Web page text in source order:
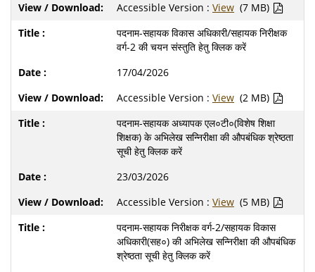
Accessible Version : View (7 MB)
पदनाम-सहायक विकास अधिकारी/सहायक निरीक्षक
वर्ग-2 की चयन संस्तुति हेतु क्लिक करें
17/04/2026
Accessible Version : View (2 MB)
पदनाम-सहायक अध्यापक एल०टी०(विशेष शिक्षा
शिक्षक) के अभिलेख सन्निरीक्षा की औपबंधिक श्रेष्ठता
सूची हेतु क्लिक करें
23/03/2026
Accessible Version : View (5 MB)
पदनाम-सहायक निरीक्षक वर्ग-2/सहायक विकास
अधिकारी(सह०) की अभिलेख सन्निरीक्षा की औपबंधिक
श्रेष्ठता सूची हेतु क्लिक करें